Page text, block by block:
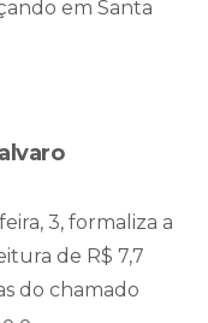
em Santa
3, formaliza a
de R$ 7,7
do chamado